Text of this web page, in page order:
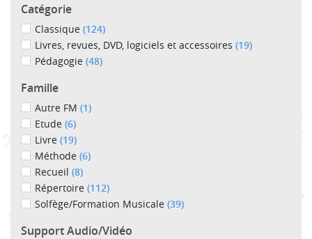
Catégorie
Classique (124)
Livres, revues, DVD, logiciels et accessoires (19)
Pédagogie (48)
Famille
Autre FM (1)
Etude (6)
Livre (19)
Méthode (6)
Recueil (8)
Répertoire (112)
Solfège/Formation Musicale (39)
Support Audio/Vidéo